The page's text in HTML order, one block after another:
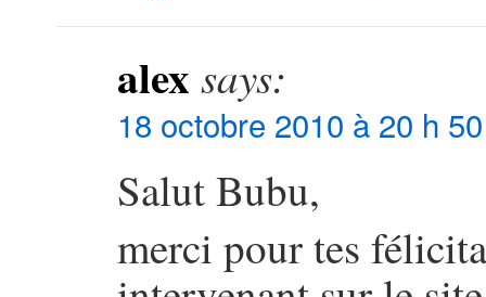
alex says:
18 octobre 2010 à 20 h
Salut Bubu,
merci pour tes